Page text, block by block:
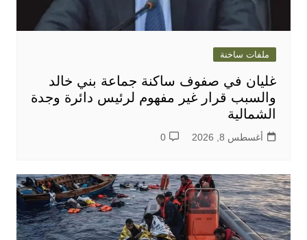
ملفات ساخنة
غليان في صفوف ساكنة جماعة بني خالد
والسبب قرار غير مفهوم لرئيس دائرة وجدة
الشمالية
أغسطس 8, 2026 0